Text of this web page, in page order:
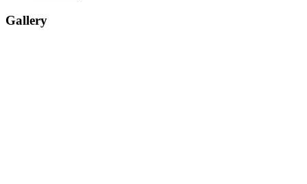
Gallery